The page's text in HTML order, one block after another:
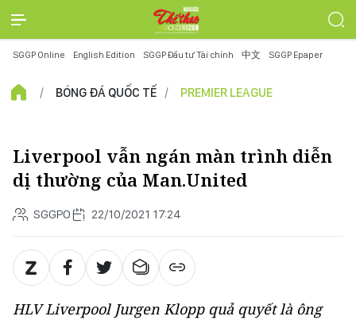
SGGP Online English Edition SGGP Đầu tư Tài chính 中文 SGGP Epaper
BÓNG ĐÁ QUỐC TẾ PREMIER LEAGUE
Liverpool vẫn ngán màn trình diễn
dị thường của Man.United
SGGPO 22/10/2021 17:24
HLV Liverpool Jurgen Klopp quả quyết là ông